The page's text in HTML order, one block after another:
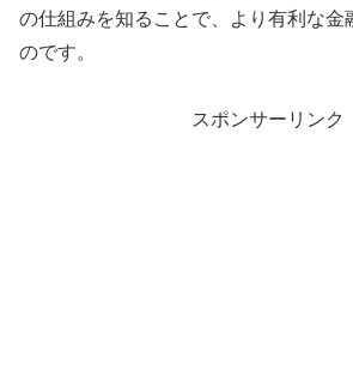
の仕組みを知ることで、より有利な金
のです。
スポンサーリンク